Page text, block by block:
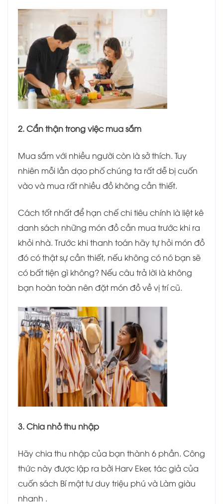
2. Cẩn thận trong việc mua sắm
Mua sắm với nhiều người còn là sở thích. Tuy
nhiên mỗi lần dạo phố chúng ta rất dễ bị cuốn
vào và mua rất nhiều đồ không cần thiết.
Cách tốt nhất để hạn chế chi tiêu chính là liệt kê
danh sách những món đồ cần mua trước khi ra
khỏi nhà. Trước khi thanh toán hãy tự hỏi món đồ
đó có thật sự cần thiết, nếu không có nó bạn sẽ
có bất tiện gì không? Nếu câu trả lời là không
bạn hoàn toàn nên đặt món đồ về vị trí cũ.
3. Chia nhỏ thu nhập
Hãy chia thu nhập của bạn thành 6 phần. Công
thức này được lập ra bởi Harv Eker, tác giả của
cuốn sách Bí mật tư duy triệu phú và Làm giàu
nhanh .